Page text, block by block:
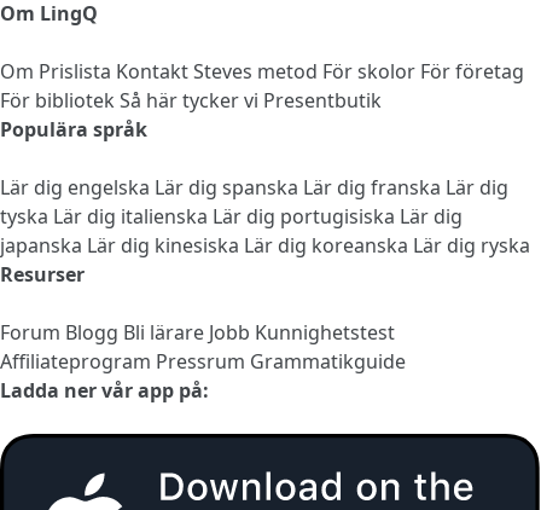
Om LingQ
Om Prislista KontaktSteves metod För skolor För företag
För bibliotek Så här tycker vi Presentbutik
Populära språk
Lär dig engelska Lär dig spanska Lär dig franska Lär dig
tyska Lär dig italienska Lär dig portugisiska Lär dig
japanska Lär dig kinesiska Lär dig koreanska Lär dig ryska
Resurser
Forum Blogg Bli lärare Jobb Kunnighetstest
Affiliateprogram Pressrum Grammatikguide
Ladda ner vår app på: